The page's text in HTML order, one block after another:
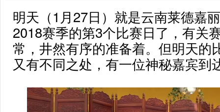
明天（1月27日）就是云南莱德嘉
2018赛季的第3个比赛日了，有关
常，井然有序的准备着。但明天的
又有不同之处，有一位神秘嘉宾